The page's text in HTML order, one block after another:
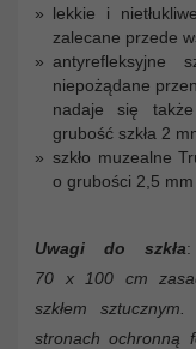
lekkie i
zalecane przede
antyrefleksyjne
niepożądane
nadaje się
grubość szkła 2
szkło muzealne
o grubości 2,5
Uwagi do szkła:
70 x 100 cm
szkłem
stronach ochronną